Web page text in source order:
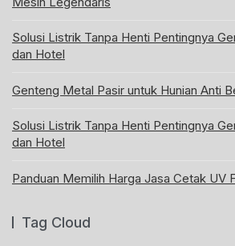
Solusi Listrik Tanpa Henti Pentingnya
dan Hotel
Genteng Metal Pasir untuk Hunian Anti
Solusi Listrik Tanpa Henti Pentingnya
dan Hotel
Panduan Memilih Harga Jasa Cetak UV
Tag Cloud